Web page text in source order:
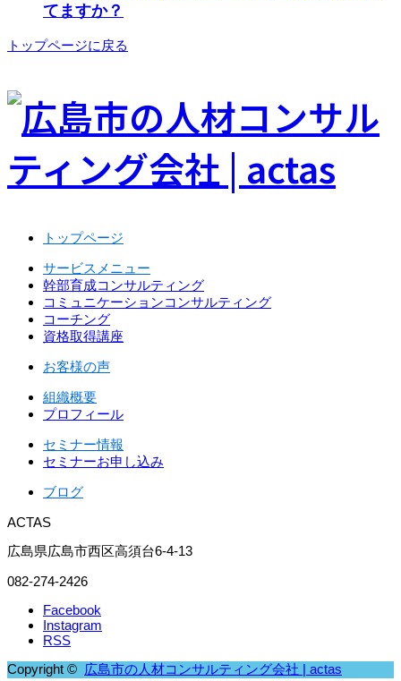
てますか？
トップページに戻る
トップページ
サービスメニュー
幹部育成コンサルティング
コミュニケーションコンサルティング
コーチング
資格取得講座
お客様の声
組織概要
プロフィール
セミナー情報
セミナーお申し込み
ブログ
ACTAS
広島県広島市西区高須台6-4-13
082-274-2426
Facebook
Instagram
RSS
Copyright © 広島市の人材コンサルティング会社 | actas